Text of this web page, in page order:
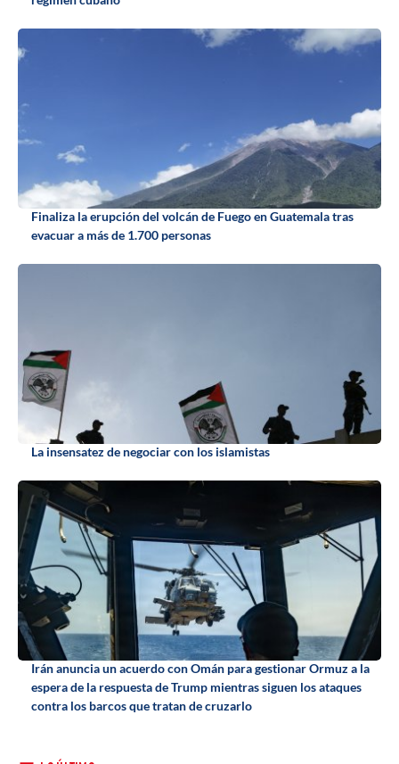
Finaliza la erupción del volcán de Fuego en Guatemala tras
evacuar a más de 1.700 personas
La insensatez de negociar con los islamistas
Irán anuncia un acuerdo con Omán para gestionar Ormuz a la
espera de la respuesta de Trump mientras siguen los ataques
contra los barcos que tratan de cruzarlo